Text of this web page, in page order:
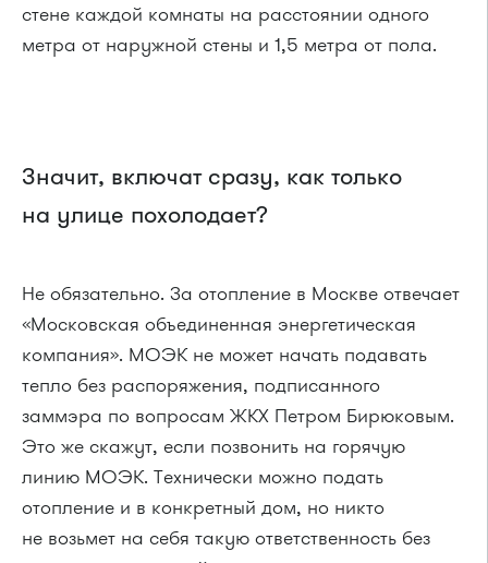
стене каждой комнаты на расстоянии одного
метра от наружной стены и 1,5 метра от пола.
Значит, включат сразу, как только
на улице похолодает?
Не обязательно. За отопление в Москве отвечает
«Московская объединенная энергетическая
компания». МОЭК не может начать подавать
тепло без распоряжения, подписанного
заммэра по вопросам ЖКХ Петром Бирюковым.
Это же скажут, если позвонить на горячую
линию МОЭК. Технически можно подать
отопление и в конкретный дом, но никто
не возьмет на себя такую ответственность без